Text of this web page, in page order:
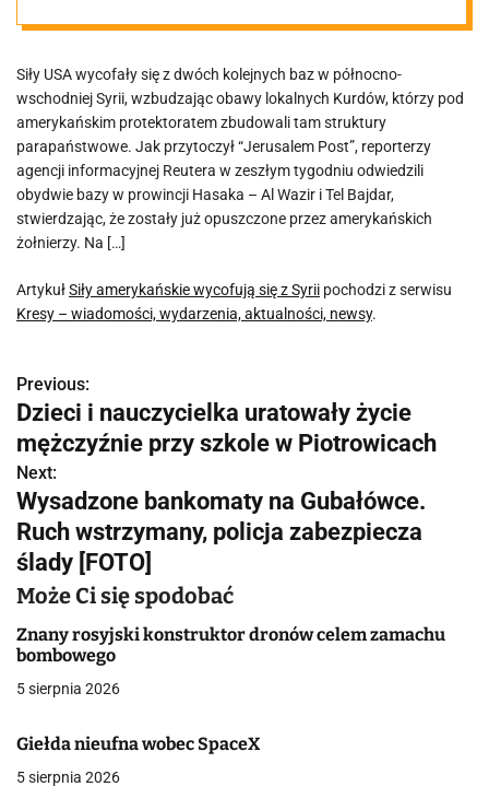
Siły USA wycofały się z dwóch kolejnych baz w północno-
wschodniej Syrii, wzbudzając obawy lokalnych Kurdów, którzy pod
amerykańskim protektoratem zbudowali tam struktury
parapaństwowe. Jak przytoczył “Jerusalem Post”, reporterzy
agencji informacyjnej Reutera w zeszłym tygodniu odwiedzili
obydwie bazy w prowincji Hasaka – Al Wazir i Tel Bajdar,
stwierdzając, że zostały już opuszczone przez amerykańskich
żołnierzy. Na […]
ArtykułSiły amerykańskie wycofują się z Syrii pochodzi z serwisu
Kresy – wiadomości, wydarzenia, aktualności, newsy.
N
a
w
i
g
a
c
j
w
Previous:
Dzieci i nauczycielka uratowały życie
mężczyźnie przy szkole w Piotrowicach
Next:
Wysadzone bankomaty na Gubałówce.
Ruch wstrzymany, policja zabezpiecza
ślady [FOTO]
Może Ci się spodobać
Znany rosyjski konstruktor dronów celem zamachu
bombowego
5 sierpnia 2026
Giełda nieufna wobec SpaceX
5 sierpnia 2026